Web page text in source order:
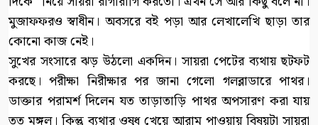
মুজাফফরও স্বাধীন। অবসরে বই পড়া আর লেখালেখি ছাড়া তার
কোনো কাজ নেই।
সুখের সংসারে ঝড় উঠলো একদিন। সায়রা পেটের ব্যথায় ছটফট
করছে। পরীক্ষা নিরীক্ষার পর জানা গেলো গলব্লাডারে পাথর।
ডাক্তার পরামর্শ দিলেন যত তাড়াতাড়ি পাথর অপসারণ করা যায়